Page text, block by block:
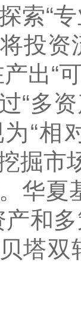
索“
投资
出“
“多
“相
掘市
华夏
产和
塔